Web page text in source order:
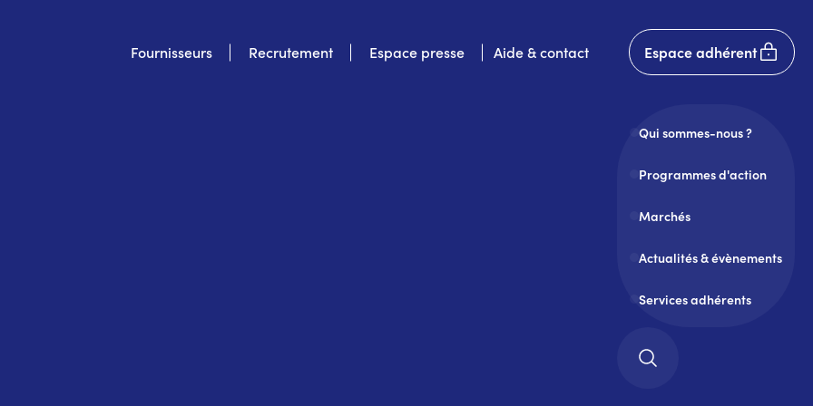
Fournisseurs Recrutement Espace presse Aide & contact
User
account
Espace adhérent
Qui sommes-nous ?
Programmes d'action
Marchés
Actualités & évènements
Services adhérents